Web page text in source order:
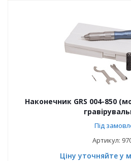
Наконечник GRS 004-850
Під
Артикул:
Ціну уточняйте у